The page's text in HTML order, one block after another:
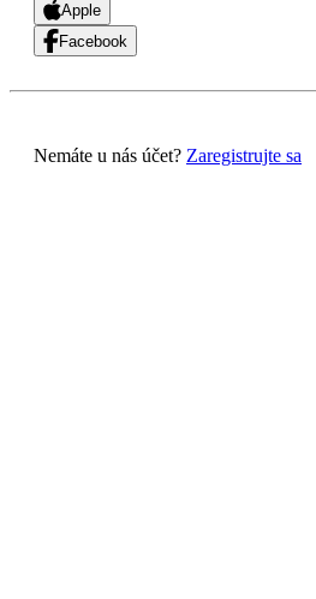
Apple
Facebook
Nemáte u nás účet? Zaregistrujte sa